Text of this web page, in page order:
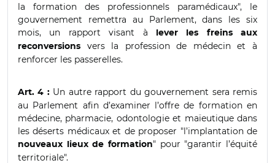
la formation des professionnels paramédicaux", le
gouvernement remettra au Parlement, dans les six
mois, un rapport visant à
lever les freins aux
reconversions
vers la profession de médecin et à
renforcer les passerelles.
Art. 4 : Un autre rapport du gouvernement sera remis
au Parlement afin d’examiner l’offre de formation en
médecine, pharmacie, odontologie et maïeutique dans
les déserts médicaux et de proposer "l’implantation de
nouveaux lieux de formation" pour "garantir l’équité
territoriale".